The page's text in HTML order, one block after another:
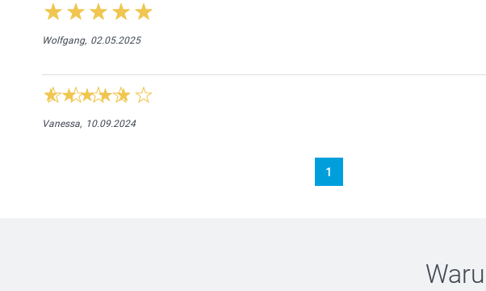
Wolfgang, 02.05.2025
Vanessa, 10.09.2024
1